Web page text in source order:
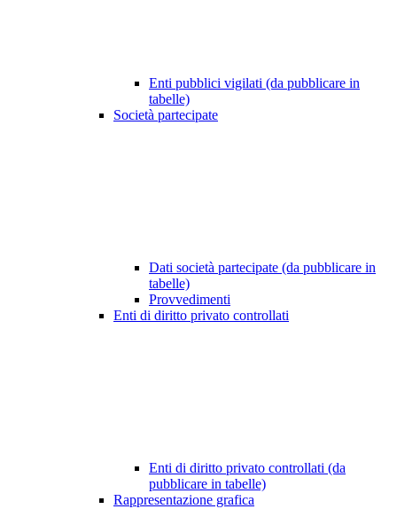
Enti pubblici vigilati (da pubblicare in
tabelle)
Società partecipate
Dati società partecipate (da pubblicare in
tabelle)
Provvedimenti
Enti di diritto privato controllati
Enti di diritto privato controllati (da
pubblicare in tabelle)
Rappresentazione grafica